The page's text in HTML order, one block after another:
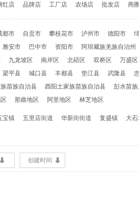
红店 品牌店 工厂店 农场店 批发店 商
都市 自贡市 攀枝花市 泸州市 德阳市
雅安市 巴中市 资阳市
阿坝藏族羌族自治州
九龙坡区 南岸区 北碚区 双桥区
万盛区
梁平县 城口县 丰都县 垫江县 武隆县
苗族自治县
酉阳土家族苗族自治县
彭水苗
那曲地区 阿里地区 林芝地区
宝镇 五里店街道 华新街街道 复盛镇
大
创建时间